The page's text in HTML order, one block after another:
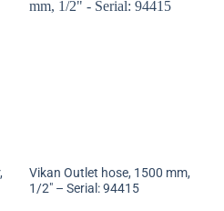
Vikan Outlet hose, 1500 mm,
1/2″ – Serial: 94415